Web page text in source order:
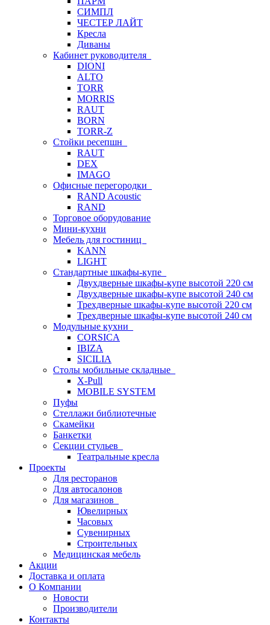
СИМПЛ
ЧЕСТЕР ЛАЙТ
Кресла
Диваны
Кабинет руководителя
DIONI
ALTO
TORR
MORRIS
RAUT
BORN
TORR-Z
Стойки ресепшн
RAUT
DEX
IMAGO
Офисные перегородки
RAND Acoustic
RAND
Торговое оборудование
Мини-кухни
Мебель для гостиниц
KANN
LIGHT
Стандартные шкафы-купе
Двухдверные шкафы-купе высотой 220 см
Двухдверные шкафы-купе высотой 240 см
Трехдверные шкафы-купе высотой 220 см
Трехдверные шкафы-купе высотой 240 см
Модульные кухни
CORSICA
IBIZA
SICILIA
Столы мобильные складные
X-Pull
MOBILE SYSTEM
Пуфы
Стеллажи библиотечные
Скамейки
Банкетки
Секции стульев
Театральные кресла
Проекты
Для ресторанов
Для автосалонов
Для магазинов
Ювелирных
Часовых
Сувенирных
Строительных
Медицинская мебель
Акции
Доставка и оплата
О Компании
Новости
Производители
Контакты